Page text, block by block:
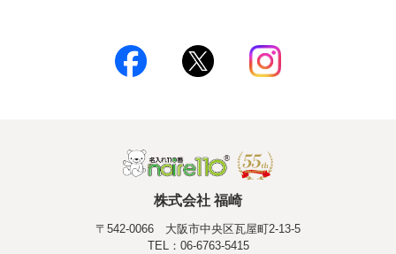
株式会社 福崎
〒542-0066 大阪市中央区瓦屋町2-13-5
TEL：06-6763-5415